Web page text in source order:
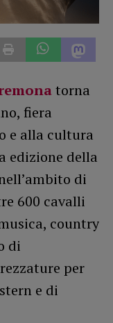
torna
fiera
e alla cultura
edizione della
di
600 cavalli
country
di
per
e di